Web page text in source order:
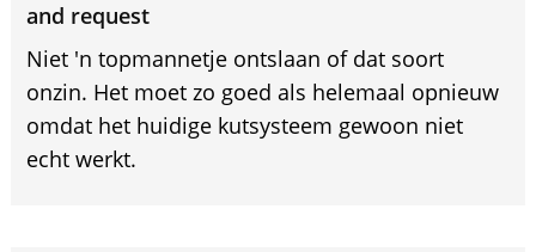
and request
Niet 'n topmannetje ontslaan of dat soort
onzin. Het moet zo goed als helemaal opnieuw
omdat het huidige kutsysteem gewoon niet
echt werkt.